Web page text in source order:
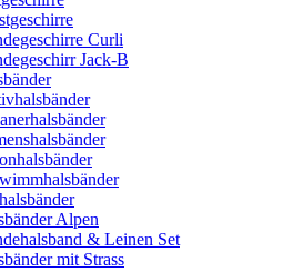
Curli
Jack-B
Alpen
& Leinen Set
mit Strass